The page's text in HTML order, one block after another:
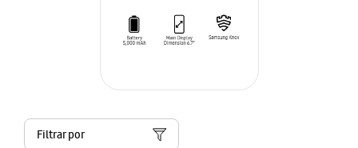
Filtrar por